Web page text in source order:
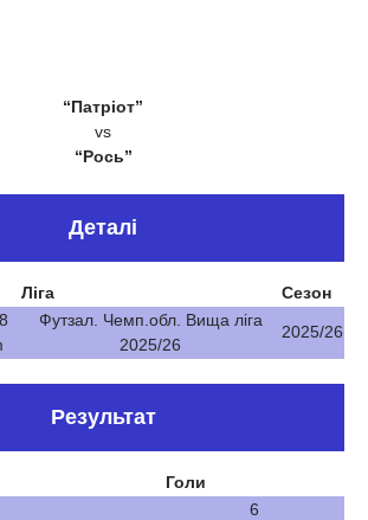
“Патріот”
vs
“Рось”
Деталі
Ліга
Сезон
Футзал. Чемп.обл. Вища ліга
2025/26
2025/26
Результат
Голи
6